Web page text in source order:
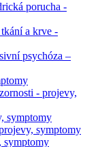
porucha -
a krve -
psychóza –
- projevy,
symptomy
symptomy
symptomy